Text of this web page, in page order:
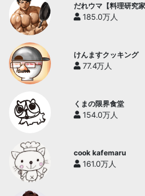
だれウマ【料理研究家
185.0万人
けんますクッキング
77.4万人
くまの限界食堂
154.0万人
cook kafemaru
161.0万人